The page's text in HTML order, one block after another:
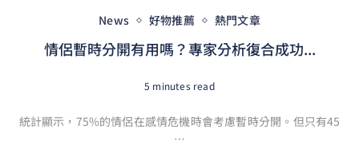
News 好物推薦 熱門文章
情侶暫時分開有用嗎？專家分析復合成功...
5 minutes read
統計顯示，75%的情侶在感情危機時會考慮暫時分開。但只有45
…